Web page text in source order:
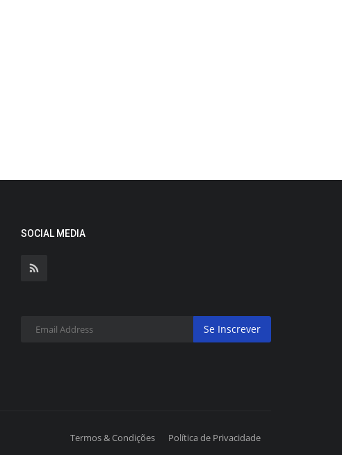
SOCIAL MEDIA
Se Inscrever
Termos & Condições Política de Privacidade